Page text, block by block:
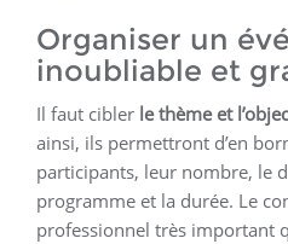
Organiser un
inoubliable et
Il faut cibler le thème et
ainsi, ils permettront d’en
participants, leur nombre, le
programme et la durée. Le
professionnel très important